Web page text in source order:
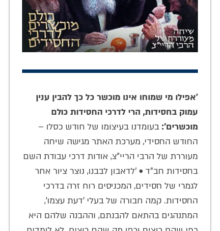
'אפילו מי שמוחו אינו מוכשר כל כך להבין ענין
עמוק בחסידות, הרי לדרכי החסידות כולם
מוכשרים': בעומדנו בעיצומו של חודש כסלו –
החודש החסידי, מערכת האתר מגישה שיחה
מעוררת של הרבי הריי"צ, אודות דרכי עבודת השם
בחסידות חב"ד • 'לדאבון לבבנו, נוצר ציור אחר
לגמרי של חסידים, המכניסים רוח זרה בדרכי
החסידות. קמה חבורה של בעלי 'דעת עצמו',
המתנהגים בהתאם להבנתם, וההבנה שלהם היא